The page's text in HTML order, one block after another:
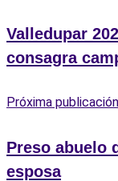
Valledupar
consagra
Próxima publicación
Preso abuelo
esposa